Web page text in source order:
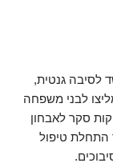
לסיבה גנטית,
לבני משפחה
סקר לאבחון
התחלת טיפול